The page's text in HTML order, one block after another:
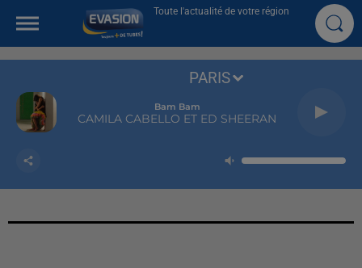
Toute l'actualité de votre région
Bam Bam
CAMILA CABELLO ET ED SHEERAN
PARIS